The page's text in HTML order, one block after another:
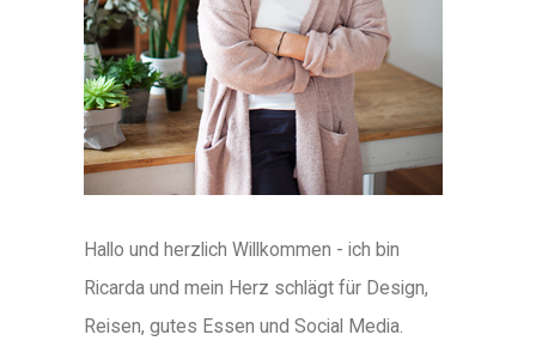
Hallo und herzlich Willkommen - ich bin
Ricarda und mein Herz schlägt für Design,
Reisen, gutes Essen und Social Media.